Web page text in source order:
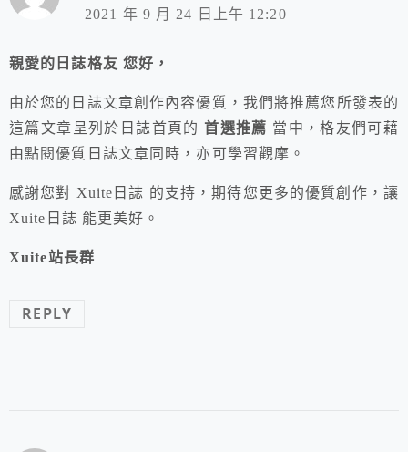
2021 年 9 月 24 日上午 12:20
親愛的日誌格友 您好，
由於您的日誌文章創作內容優質，我們將推薦您所發表的
這篇文章呈列於日誌首頁的首選推薦 當中，格友們可藉
由點閱優質日誌文章同時，亦可學習觀摩。
感謝您對 Xuite日誌 的支持，期待您更多的優質創作，讓
Xuite日誌 能更美好。
Xuite站長群
REPLY